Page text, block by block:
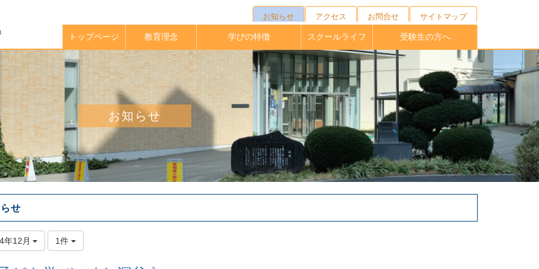
お知らせ アクセス お問合せ サイトマップ
トップページ 教育理念
校長メッセージ
学びの特徴
中高一貫教育
教育課程
実践的英語力の育成
イングリッシュキャンプ
学期留学
アクティブラーニング
理科教育
進路指導
海外大学指定校制度
放課後クラブ
スクールライフ
１日の流れ
年間行事
部活動
施設紹介
制服紹介
桐蔭祭
受験生の方へ
受験生向けNEWS
オープンスクール
学校説明会・外部相談会
お知らせ
せ
年12月 1件